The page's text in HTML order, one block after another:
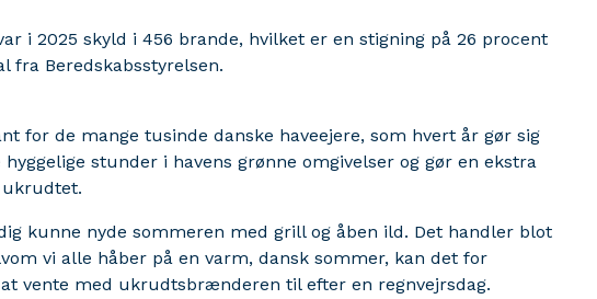
i 2025 skyld i 456 brande, hvilket er en stigning på 26 procent
fra Beredskabsstyrelsen.
for de mange tusinde danske haveejere, som hvert år gør sig
stunder i havens grønne omgivelser og gør en ekstra
kunne nyde sommeren med grill og åben ild. Det handler blot
vi alle håber på en varm, dansk sommer, kan det for
vente med ukrudtsbrænderen til efter en regnvejrsdag.